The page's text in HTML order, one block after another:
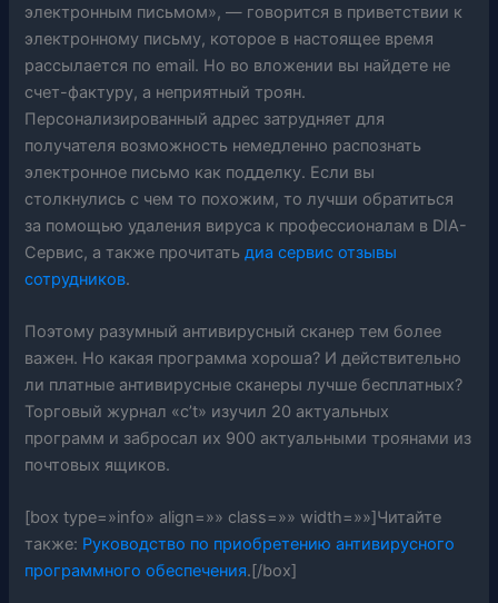
электронным письмом», — говорится в приветствии к
электронному письму, которое в настоящее время
рассылается по email. Но во вложении вы найдете не
счет-фактуру, а неприятный троян.
Персонализированный адрес затрудняет для
получателя возможность немедленно распознать
электронное письмо как подделку. Если вы
столкнулись с чем то похожим, то лучши обратиться
за помощью удаления вируса к профессионалам в DIA-
Сервис, а также прочитатьдиа сервис отзывы
сотрудников.
Поэтому разумный антивирусный сканер тем более
важен. Но какая программа хороша? И действительно
ли платные антивирусные сканеры лучше бесплатных?
Торговый журнал «c’t» изучил 20 актуальных
программ и забросал их 900 актуальными троянами из
почтовых ящиков.
[box type=»info» align=»» class=»» width=»»]Читайте
также: Руководство по приобретению антивирусного
программного обеспечения.[/box]